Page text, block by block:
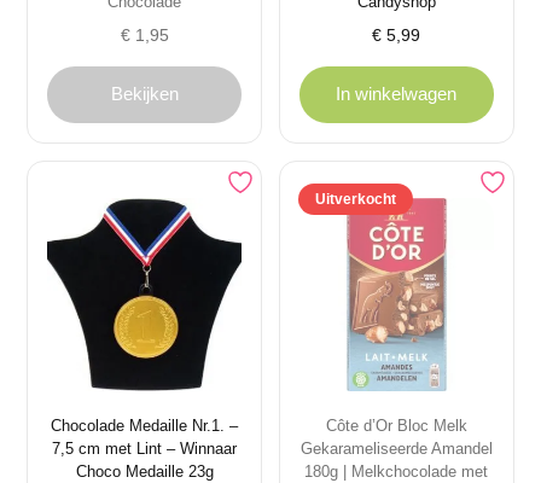
€1,95
Bekijken
€ 5,99
In winkelwagen
Chocolade Medaille Nr.1. –
7,5 cm met Lint – Winnaar
Choco Medaille 23g
Uitverkocht
Côte d’Or Bloc Melk
Gekarameliseerde Amandel
180g | Melkchocolade met